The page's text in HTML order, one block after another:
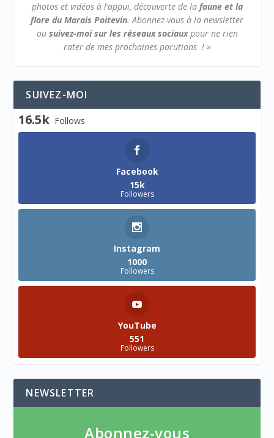
photos et vidéos à l’appui, découverte de la faune et la
flore du Marais Poitevin.Abonnez-vous à la newsletter
ou suivez-moi sur les réseaux sociauxpour ne rien
rater de mes prochaines parutions ! »
SUIVEZ-MOI
16.5k Follows
Facebook
15k
Followers
Instagram
1000
Followers
YouTube
551
Followers
NEWSLETTER
Abonnez-vous